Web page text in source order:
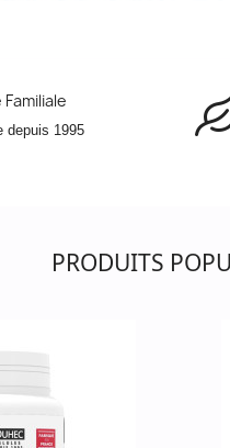
depuis 1995
PRODUITS